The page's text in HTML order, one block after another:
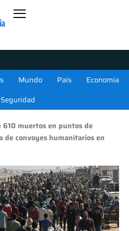
Mundo País
Economía
Seguridad
610 muertos en puntos de
de convoyes humanitarios en